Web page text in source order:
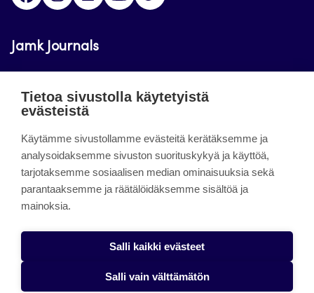
Jamk Journals
luettavissa. Verkkolehtien tarkoituksena on tukea
innovaatiotoimintaa.
About the site
Jamkin verkkolehdet
Tietosuojaseloste
Tietoa sivustolla käytetyistä
evästeistä
Käytämme sivustollamme evästeitä kerätäksemme ja
analysoidaksemme sivuston suorituskykyä ja käyttöä,
tarjotaksemme sosiaalisen median ominaisuuksia sekä
parantaaksemme ja räätälöidäksemme sisältöä ja
mainoksia.
Salli kaikki evästeet
Salli vain välttämätön